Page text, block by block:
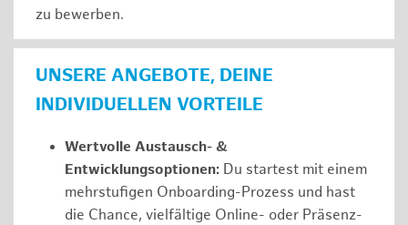
zu bewerben.
UNSERE ANGEBOTE, DEINE
INDIVIDUELLEN VORTEILE
Wertvolle Austausch- &
Entwicklungsoptionen: Du startest mit einem
mehrstufigen Onboarding-Prozess und hast
die Chance, vielfältige Online- oder Präsenz-